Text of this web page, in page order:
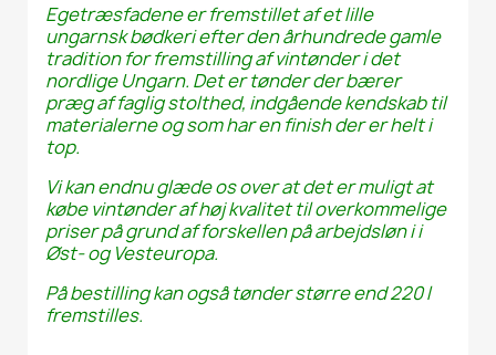
Egetræsfadene er fremstillet af et lille
ungarnsk bødkeri efter den århundrede gamle
tradition for fremstilling af vintønder i det
nordlige Ungarn. Det er tønder der bærer
præg af faglig stolthed, indgående kendskab til
materialerne og som har en finish der er helt i
top.
Vi kan endnu glæde os over at det er muligt at
købe vintønder af høj kvalitet til overkommelige
priser på grund af forskellen på arbejdsløn i i
Øst- og Vesteuropa.
På bestilling kan også tønder større end 220 l
fremstilles.